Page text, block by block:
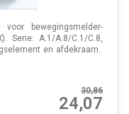
bewegingsmelder-
Serie: A.1/A.8/C.1/C.8,
en afdekraam.
30,86
24,07